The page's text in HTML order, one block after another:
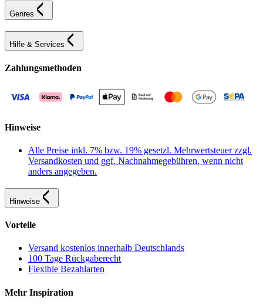
Genres
Hilfe & Services
Zahlungsmethoden
Hinweise
Alle Preise inkl. 7% bzw. 19% gesetzl. Mehrwertsteuer zzgl.
Versandkosten und ggf. Nachnahmegebühren, wenn nicht
anders angegeben.
Hinweise
Vorteile
Versand kostenlos innerhalb Deutschlands
100 Tage Rückgaberecht
Flexible Bezahlarten
Mehr Inspiration